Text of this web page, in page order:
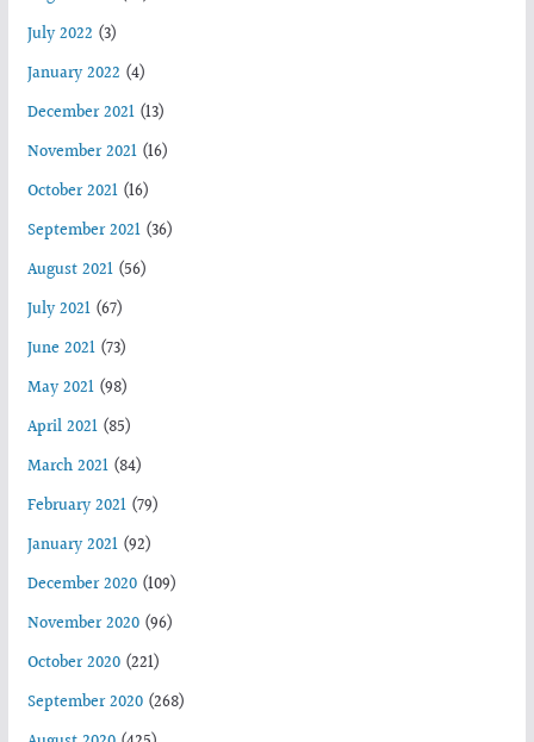
July 2022 (3)
January 2022 (4)
December 2021(13)
November 2021(16)
October 2021(16)
September 2021(36)
August 2021(56)
July 2021(67)
June 2021(73)
May 2021(98)
April 2021(85)
March 2021(84)
February 2021(79)
January 2021(92)
December 2020(109)
November 2020(96)
October 2020(221)
September 2020(268)